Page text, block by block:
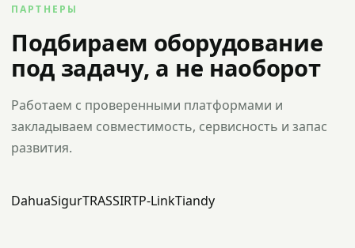
ПАРТНЕРЫ
Подбираем оборудование
под задачу, а не наоборот
Работаем с проверенными платформами и
закладываем совместимость, сервисность и запас
развития.
DahuaSigurTRASSIRTP-LinkTiandy